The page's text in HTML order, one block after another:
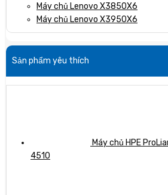
Máy chủ Lenovo X3850X6
Máy chủ Lenovo X3950X6
Sản phẩm yêu thích
Máy chủ HPE
4510